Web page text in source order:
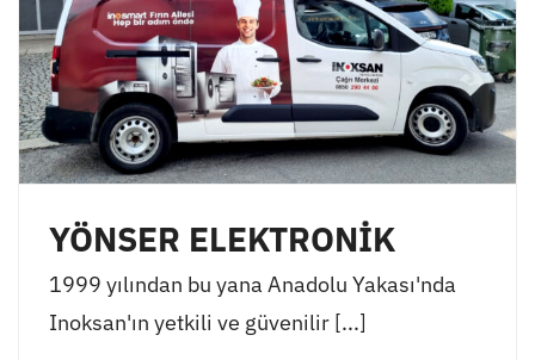
YÖNSER ELEKTRONİK
1999 yılından bu yana Anadolu Yakası'nda
Inoksan'ın yetkili ve güvenilir [...]